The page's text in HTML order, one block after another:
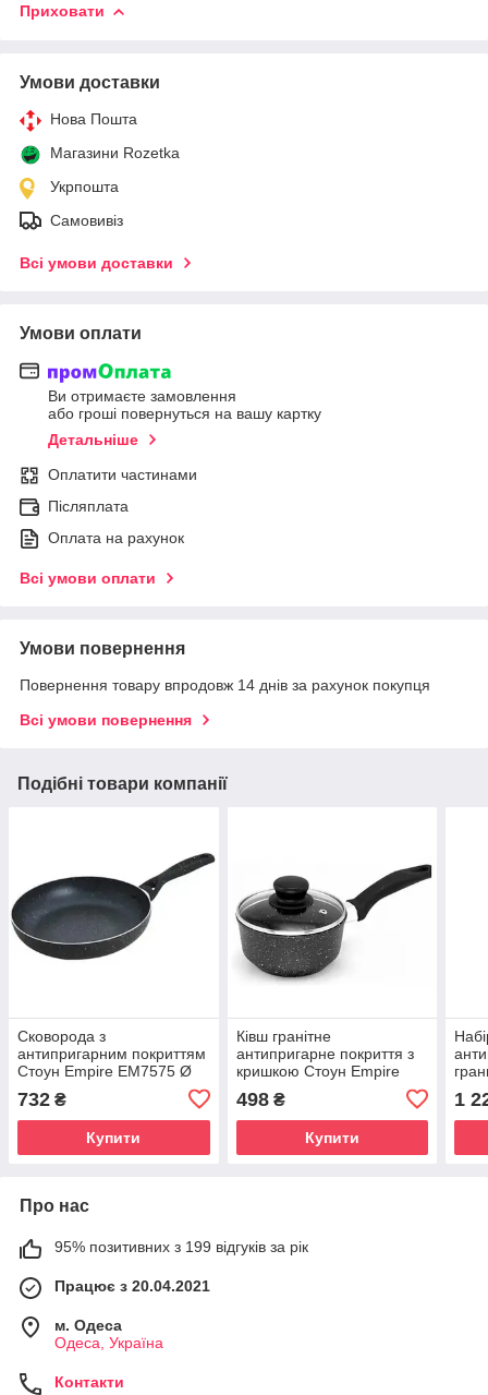
Приховати
Умови доставки
Нова Пошта
Магазини Rozetka
Укрпошта
Самовивіз
Всі умови доставки
Умови оплати
Ви отримаєте замовлення
або гроші повернуться на вашу картку
Детальніше
Оплатити частинами
Післяплата
Оплата на рахунок
Всі умови оплати
Умови повернення
Повернення товару впродовж 14 днів за рахунок покупця
Всі умови повернення
Подібні товари компанії
Сковорода з
антипригарним покриттям
Стоун Empire EM7575 Ø
732 ₴
Купити
Ківш гранітне
антипригарне покриття з
кришкою Стоун Empire
EM5503 V 1 л Ø 14 см ( шт
)
498₴
Купити
14 \
1
Про нас
95% позитивних з 199 відгуків за рік
Працює з 20.04.2021
м. Одеса
Одеса, Україна
Контакти